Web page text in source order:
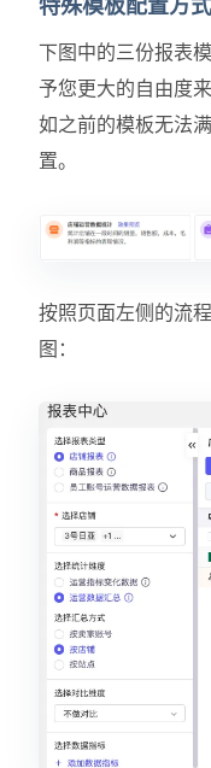
特殊模板配置方式
下图中的三份报表
予您更大的自由度
如之前的模板无法
置。
按照页面左侧的流
图：